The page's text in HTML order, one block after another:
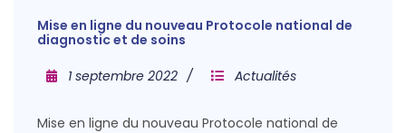
Mise en ligne du nouveau Protocole national de
diagnostic et de soins
1 septembre 2022
Actualités
Mise en ligne du nouveau Protocole national de